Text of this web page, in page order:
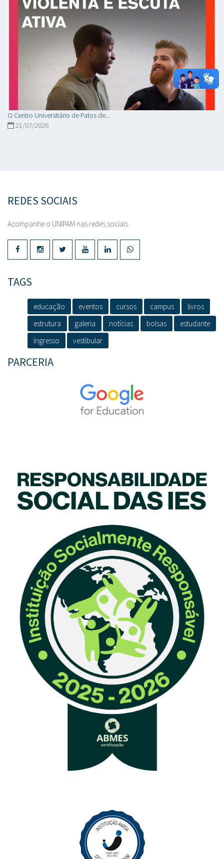
O Centro Universitário de Patos de...
21/07/2026
REDES SOCIAIS
Acompanhe o UNIPAM nas redes sociais.
TAGS
educação eventos cursos campus
livros
estrutura
galeria notícias bolsas
estudante
ingresso
vestibular
PARCERIA